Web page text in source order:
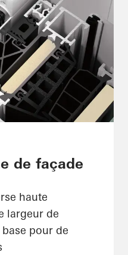
de façade
haute
largeur de
pour de